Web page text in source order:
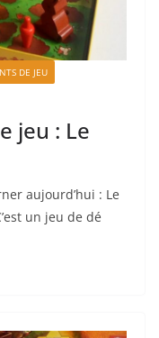
DE JEU
jeu : Le
aujourd’hui : Le
un jeu de dé